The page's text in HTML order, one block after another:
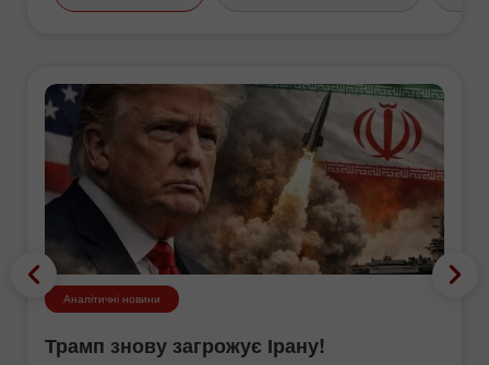
Аналітичні новини
Трамп знову загрожує Ірану!